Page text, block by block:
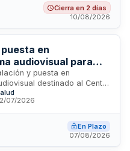
integral de
servicios especializados
desde la adecuación física
de exposición,
cultural local.
Cierra en 2 días
10/08/2026
en
audiovisual para
del Hospital
y puesta en
destinado al Centro
Universitario Araba,
Integrada Araba. El
la operatividad del
de formación médica.
07/2026
En Plazo
07/08/2026